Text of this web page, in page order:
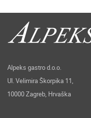
Alpeks gastro d.o.o.
Ul. Velimira Škorpika 11,
10000 Zagreb, Hrvaška